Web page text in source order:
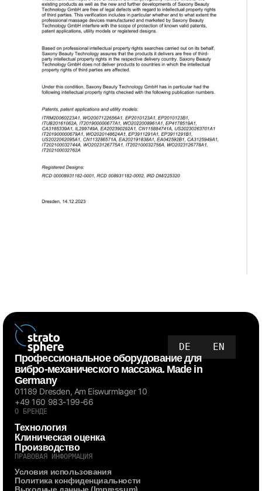
Профессиональное оборудование для
вибро-механического массажа. Made in
Germany
01189 Dresden, Am Eiswurmlager 10
+49 160 983-199-66
DE EN
О БРЕНДЕ
Технология
Клиническая оценка
Производство
ПРАВОВАЯ ИНФОРМАЦИЯ
Условия использования
Политика конфиденциальности